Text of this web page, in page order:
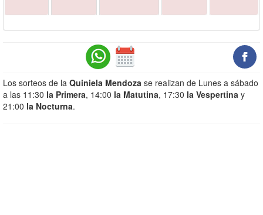
Los sorteos de la Quiniela Mendoza se realizan de Lunes a sábado
a las 11:30 la Primera, 14:00 la Matutina, 17:30 la Vespertina y
21:00 la Nocturna.